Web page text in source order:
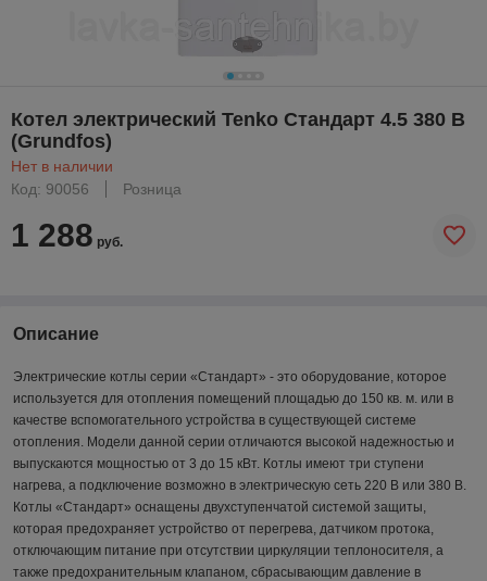
Котел электрический Tenko Cтандарт 4.5 380 В
(Grundfos)
Нет в наличии
Код: 90056
Розница
1 288 руб.
Описание
Электрические котлы серии «Стандарт» - это оборудование, которое
используется для отопления помещений площадью до 150 кв. м. или в
качестве вспомогательного устройства в существующей системе
отопления. Модели данной серии отличаются высокой надежностью и
выпускаются мощностью от 3 до 15 кВт. Котлы имеют три ступени
нагрева, а подключение возможно в электрическую сеть 220 В или 380 В.
Котлы «Стандарт» оснащены двухступенчатой системой защиты,
которая предохраняет устройство от перегрева, датчиком протока,
отключающим питание при отсутствии циркуляции теплоносителя, а
также предохранительным клапаном, сбрасывающим давление в